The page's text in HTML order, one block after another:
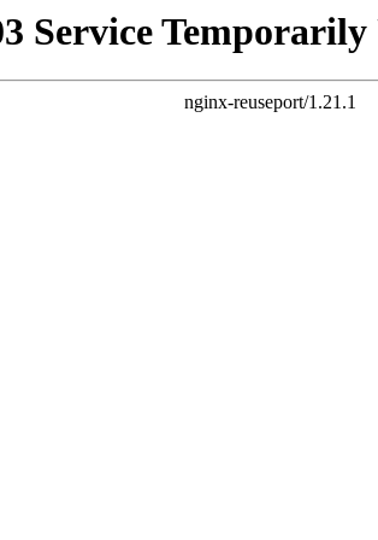
Service
nginx-reuseport/1.21.1